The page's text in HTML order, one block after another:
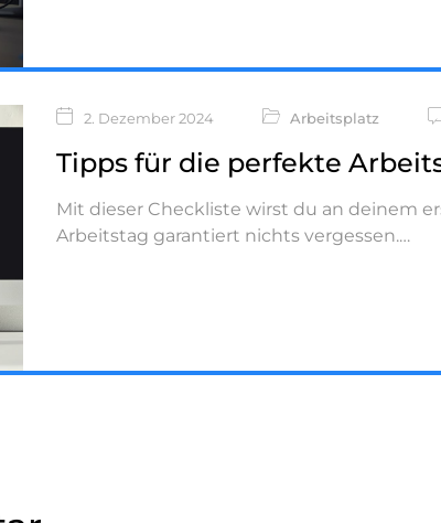
2. Dezember 2024 Arbeitsplatz
Tipps für die perfekte
Mit dieser Checkliste wirst du an deinem
Arbeitstag garantiert nichts vergessen.